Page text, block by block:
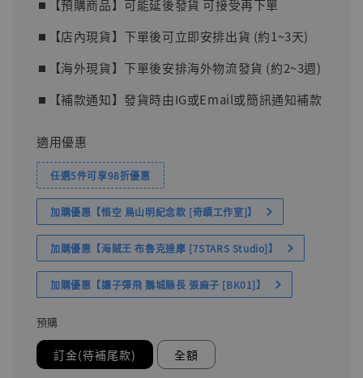
⏹︎【預購商品】可能延後發貨 可接受再下單
⏹︎【店內現貨】下單後可立即安排出貨 (約1~3天)
⏹︎【海外現貨】下單後安排海外物流發貨 (約2~3週)
⏹︎【補款通知】發貨時由IG或Email或簡訊通知補款
適用優惠
任選5件可享98折優惠
加購優惠【悟空 鳥山明紀念款 [奇蹟工作室]】
加購優惠【海賊王 布魯克達摩 [7STARS Studio]】
加購優惠【讓子彈飛 鵝城縣長 張麻子 [BK01]】
預購
訂金(待補尾款) 全額